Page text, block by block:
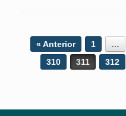
Post navigation
« Anterior 1 …
310
311 312